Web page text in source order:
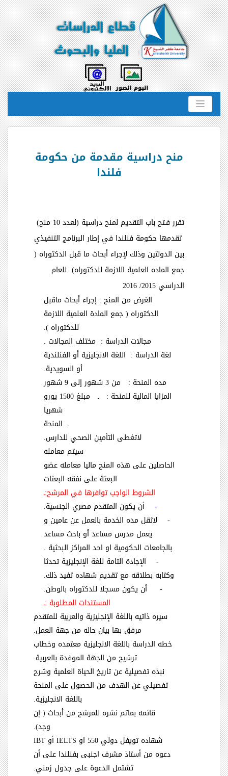
منح دراسية مقدمة من حكومة
فلندا
تقرر فـتح باب التقديم لمنح دراسية (لعدد 10 منح)
تقدمها حكومة فنلندا في إطار البرنامج التنفيذي
بين الدولتين وذلك لإجراء أبحاث ما قبل الدكتوراه (
جمع الماده العلمية اللازمة للدكتوراه) للعام
الدراسي 2015/ 2016
الغرض من المنح : إجراء أبحاث ماقبل
الدكتوراه ( جمع المادة العلمية اللازمة
للدكتوراه ).
مجالات الدراسة : مختلف المجالات .
لغة الدراسة : اللغة الانجليزية أو الفنلندية
أو السويدية.
مده المنحة : من 3 شهور إلى 9 شهور
المزايا المالية للمنحة : ـ مبلغ 1500 يورو
شهريا
ـ المنحة
لاتغطى التأمين الصحي للدارس.
سيتم معامله
الحاصلين على هذه المنح ماليا معامله عضو
البعثة على نفقه البعثات
الشروط الواجب توافرها في المرشح:ـ
- أن يكون المتقدم مصري الجنسية.
- لاثقل مده الخدمة بالعمل عن عامين و
يعمل مدرس مساعد أو باحث مساعد
بالجامعات الحكومية او احد المراكز البحثية .
- الإجادة التامة للغة الإنجليزية تحدثا
وكتابه بطلاقه مع تقديم شهاده تفيد ذلك.
- أن يكون مسجلا للدكتوراه بالوطن.
المستندات المطلوبة :ـ
سيره ذاتيه باللغة الإنجليزية والعربية للمتقدم
مرفق بها بيان حاله من جهة العمل.
خطه الدراسة باللغة الانجليزية معتمده وخطاب
ترشيح من الجهة الموفدة بالعربية.
نبذه تفصيلية عن تاريخ الحياة العلمية وشرح
تفصيلي عن الهدف من الحصول على المنحة
باللغة الانجليزية.
قائمه بماتم نشره للمرشح من أبحاث ( إن
وجد).
شهاده تويفل دولي 550 او
IELTSأو IBT
دعوه من أستاذ مشرف اجنبى بفنلندا على أن
تشتمل الدعوة على جدول زمني.